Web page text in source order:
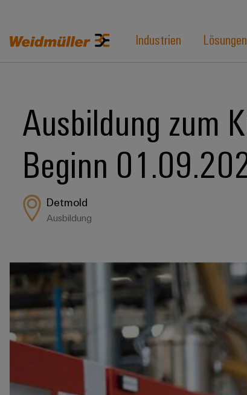
Industrien Lösungen
Ausbildung zum
Beginn
Detmold
Ausbildung